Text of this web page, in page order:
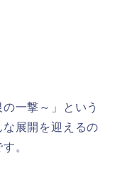
一撃～」という
展開を迎えるの
。